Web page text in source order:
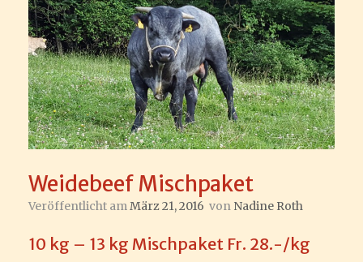
Weidebeef Mischpaket
Veröffentlicht amMärz 21, 2016 von Nadine Roth
10 kg – 13 kg Mischpaket Fr. 28.-/kg